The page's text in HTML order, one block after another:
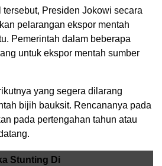
Presiden Jokowi secara
pelarangan ekspor mentah
Pemerintah dalam beberapa
untuk ekspor mentah sumber
yang segera dilarang
bijih bauksit. Rencananya pada
pada pertengahan tahun atau
Stunting Di